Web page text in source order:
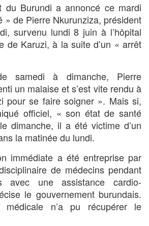
du Burundi a annoncé ce mardi
» de Pierre Nkurunziza, président
survenu lundi 8 juin à l’hôpital
de Karuzi, à la suite d’un « arrêt
samedi à dimanche, Pierre
un malaise et s’est vite rendu à
pour se faire soigner ». Mais si,
officiel, « son état de santé
dimanche, il a été victime d’un
la matinée du lundi.
immédiate a été entreprise par
de médecins pendant
avec une assistance cardio-
le gouvernement burundais.
médicale n’a pu récupérer le